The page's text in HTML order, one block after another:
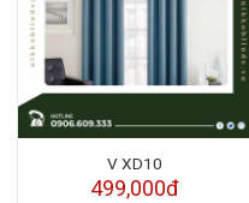
V XD10
499,000đ